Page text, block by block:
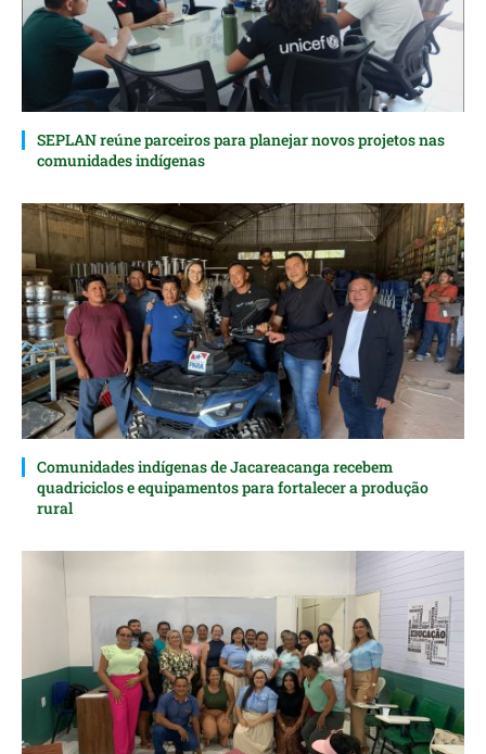
SEPLAN reúne parceiros para planejar novos projetos nas
comunidades indígenas
Comunidades indígenas de Jacareacanga recebem
quadriciclos e equipamentos para fortalecer a produção
rural